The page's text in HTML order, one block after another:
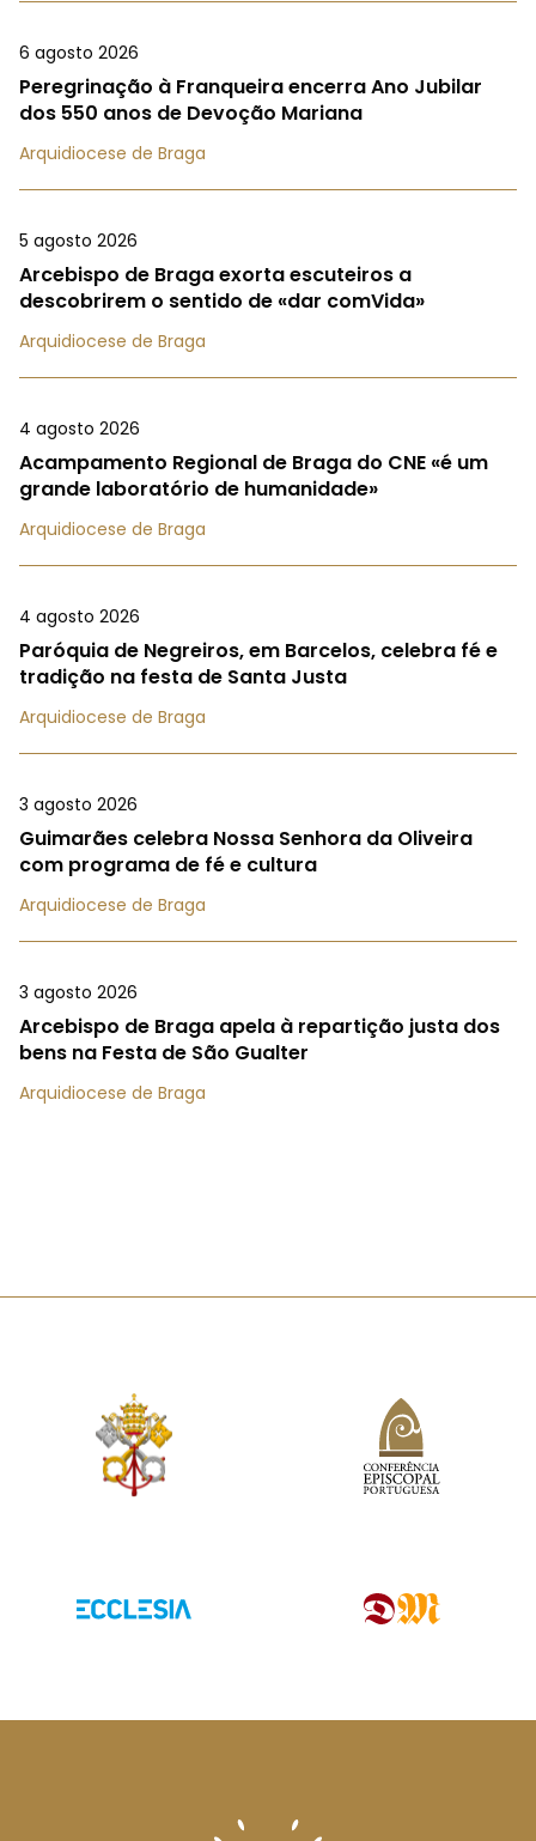
6 agosto 2026
Peregrinação à Franqueira encerra Ano Jubilar
dos 550 anos de Devoção Mariana
Arquidiocese de Braga
5 agosto 2026
Arcebispo de Braga exorta escuteiros a
descobrirem o sentido de «dar comVida»
Arquidiocese de Braga
4 agosto 2026
Acampamento Regional de Braga do CNE «é um
grande laboratório de humanidade»
Arquidiocese de Braga
4 agosto 2026
Paróquia de Negreiros, em Barcelos, celebra fé e
tradição na festa de Santa Justa
Arquidiocese de Braga
3 agosto 2026
Guimarães celebra Nossa Senhora da Oliveira
com programa de fé e cultura
Arquidiocese de Braga
3 agosto 2026
Arcebispo de Braga apela à repartição justa dos
bens na Festa de São Gualter
Arquidiocese de Braga